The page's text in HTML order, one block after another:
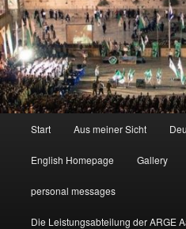
Start Aus meiner Sicht
English Homepage Gallery
personal messages
Die Leistungsabteilung der ARGE